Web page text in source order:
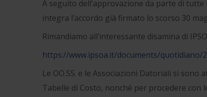
A seguito dell’approvazione da parte di
integra l’accordo già firmato lo scorso 30
Rimandiamo all’interessante disamina di
https://www.ipsoa.it/documents/quotidiano/
Le OO.SS. e le Associazioni Datoriali si
Tabelle di Costo, nonché per procedere